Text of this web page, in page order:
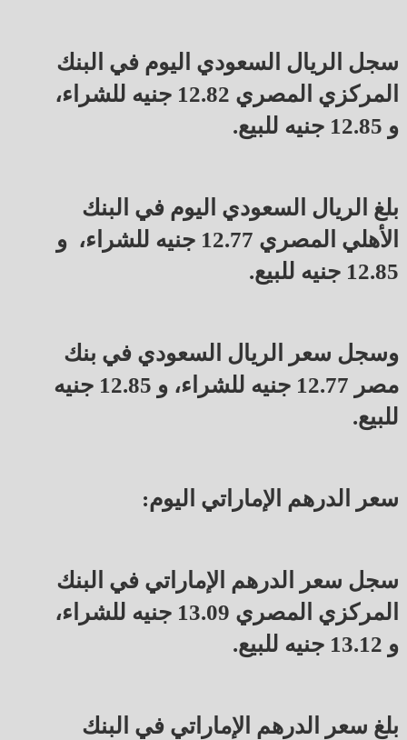
سجل الريال السعودي اليوم في البنك
المركزي المصري 12.82 جنيه للشراء،
و 12.85 جنيه للبيع.
بلغ الريال السعودي اليوم في البنك
الأهلي المصري 12.77 جنيه للشراء، و
12.85 جنيه للبيع.
وسجل سعر الريال السعودي في بنك
مصر 12.77 جنيه للشراء، و 12.85 جنيه
للبيع.
سعر الدرهم الإماراتي اليوم:
سجل سعر الدرهم الإماراتي في البنك
المركزي المصري 13.09 جنيه للشراء،
و 13.12 جنيه للبيع.
بلغ سعر الدرهم الإماراتي في البنك